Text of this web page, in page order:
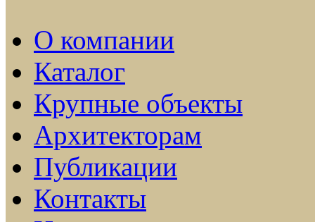
О компании
Каталог
Крупные объекты
Архитекторам
Публикации
Контакты